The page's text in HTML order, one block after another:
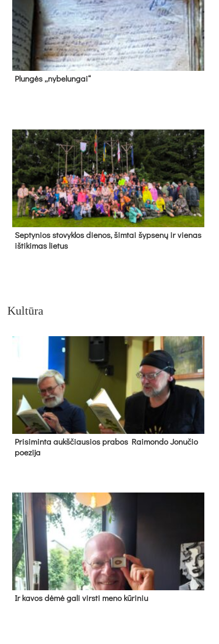
Plun­gės „ny­be­lun­gai“
Sep­ty­nios sto­vyk­los die­nos, šim­tai šyp­se­nų ir vie­nas
iš­ti­ki­mas lie­tus
Kultūra
Pri­si­min­ta aukš­čiau­sios pra­bos Rai­mon­do Jo­nu­čio
poe­zi­ja
Ir ka­vos dė­mė ga­li virs­ti me­no kū­ri­niu